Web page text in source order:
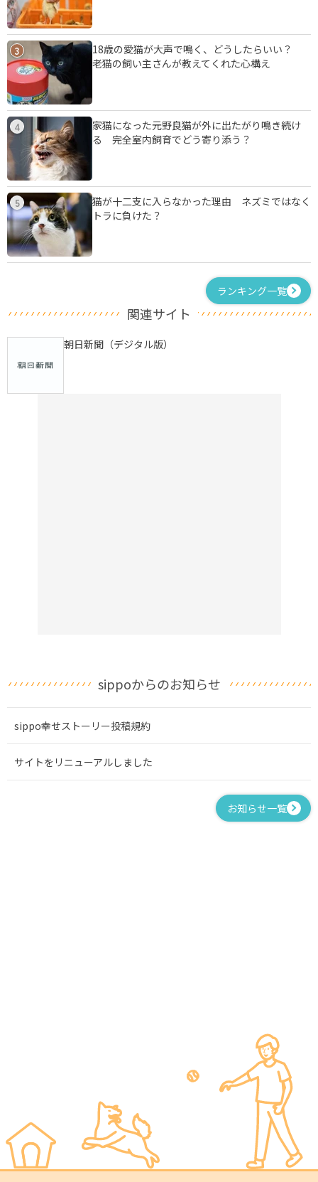
3
18歳の愛猫が大声で鳴く、どうしたらいい？
老猫の飼い主さんが教えてくれた心構え
4
家猫になった元野良猫が外に出たがり鳴き続け
る 完全室内飼育でどう寄り添う？
5
猫が十二支に入らなかった理由 ネズミではなく
トラに負けた？
ランキング一覧
関連サイト
朝日新聞（デジタル版）
sippoからのお知らせ
sippo幸せストーリー投稿規約
サイトをリニューアルしました
お知らせ一覧